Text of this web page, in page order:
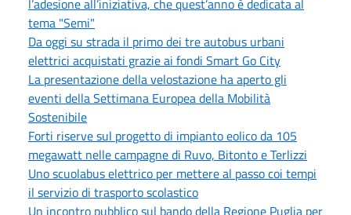
tema "Semi"
Da oggi su strada il primo dei tre autobus urbani
elettrici acquistati grazie ai fondi Smart Go City
La presentazione della velostazione ha aperto gli
eventi della Settimana Europea della Mobilità
Sostenibile
Forti riserve sul progetto di impianto eolico da 105
megawatt nelle campagne di Ruvo, Bitonto e Terlizzi
Uno scuolabus elettrico per mettere al passo coi tempi
il servizio di trasporto scolastico
Un incontro pubblico sul bando della Regione Puglia per